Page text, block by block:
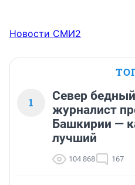
Новости СМИ2
1
Север
журналист
Башкирии —
лучший
104 868 167